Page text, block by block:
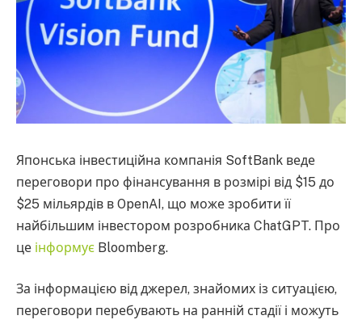
Японська інвестиційна компанія SoftBank веде
переговори про фінансування в розмірі від $15 до
$25 мільярдів в OpenAI, що може зробити її
найбільшим інвестором розробника ChatGPT. Про
це інформує Bloomberg.
За інформацією від джерел, знайомих із ситуацією,
переговори перебувають на ранній стадії і можуть